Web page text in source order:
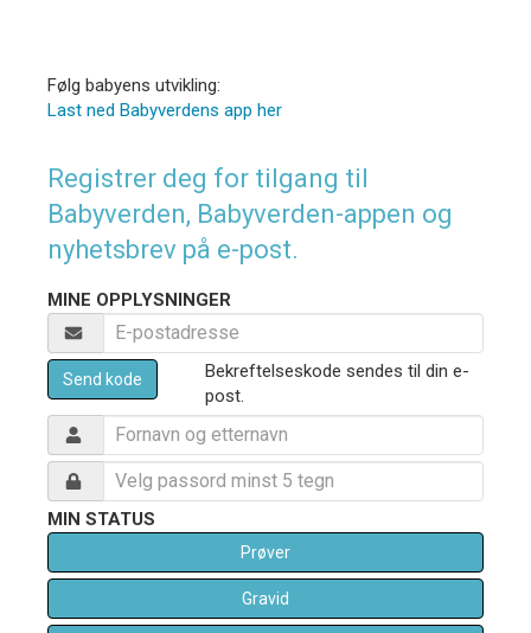
Følg babyens utvikling:
Last ned Babyverdens app her
Registrer deg for tilgang til
Babyverden, Babyverden-appen og
nyhetsbrev på e-post.
MINE OPPLYSNINGER
Send kode
Bekreftelseskode sendes til din e-
post.
MIN STATUS
Prøver
Gravid